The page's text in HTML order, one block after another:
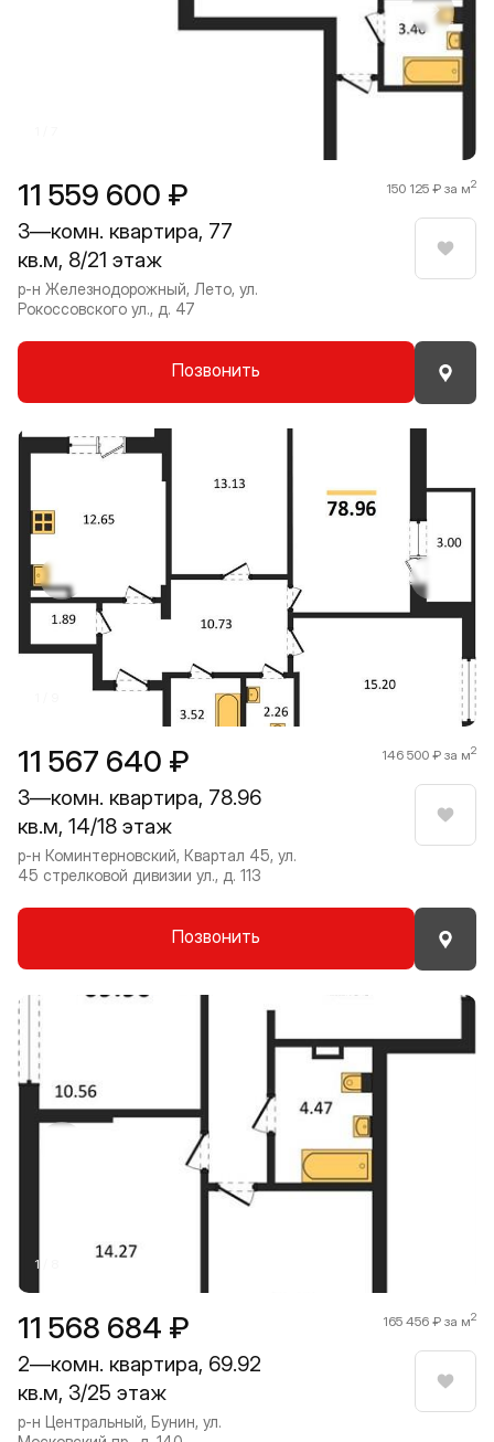
11 559 600 ₽ 150 125 ₽ за м2
3—комн. квартира, 77
кв.м, 8/21 этаж
р-н Железнодорожный, Лето, ул.
Рокоссовского ул., д. 47
Позвонить
11 567 640 ₽ 146 500 ₽ за м2
3—комн. квартира, 78.96
кв.м, 14/18 этаж
р-н Коминтерновский, Квартал 45, ул.
45 стрелковой дивизии ул., д. 113
Позвонить
Прокрутить влево
11 568 684 ₽ 165 456 ₽ за м2
2—комн. квартира, 69.92
кв.м, 3/25 этаж
р-н Центральный, Бунин, ул.
1 / 8
Прокрутить влево